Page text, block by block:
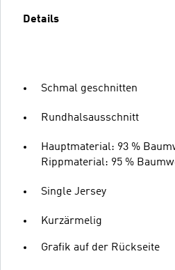
Details
Schmal geschnitten
Rundhalsausschnitt
Hauptmaterial: 93 %
Rippmaterial: 95 %
Single Jersey
Kurzärmelig
Grafik auf der Rückseite